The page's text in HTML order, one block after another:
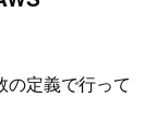
の定義で行って